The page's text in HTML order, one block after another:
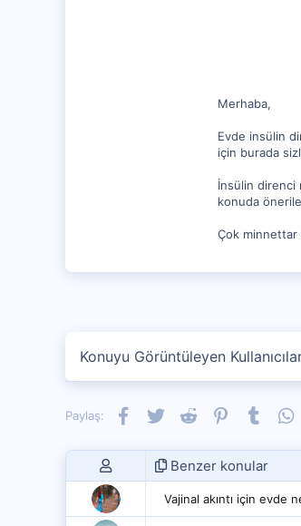
Merhaba,
Evde insülin
için burada
İnsülin direnci
konuda
Çok minnettar
Konuyu Görüntüleyen
Paylaş: Facebook
TwitterReddit PinterestTumblr
Benzer konular
Vajinal akıntı için evde